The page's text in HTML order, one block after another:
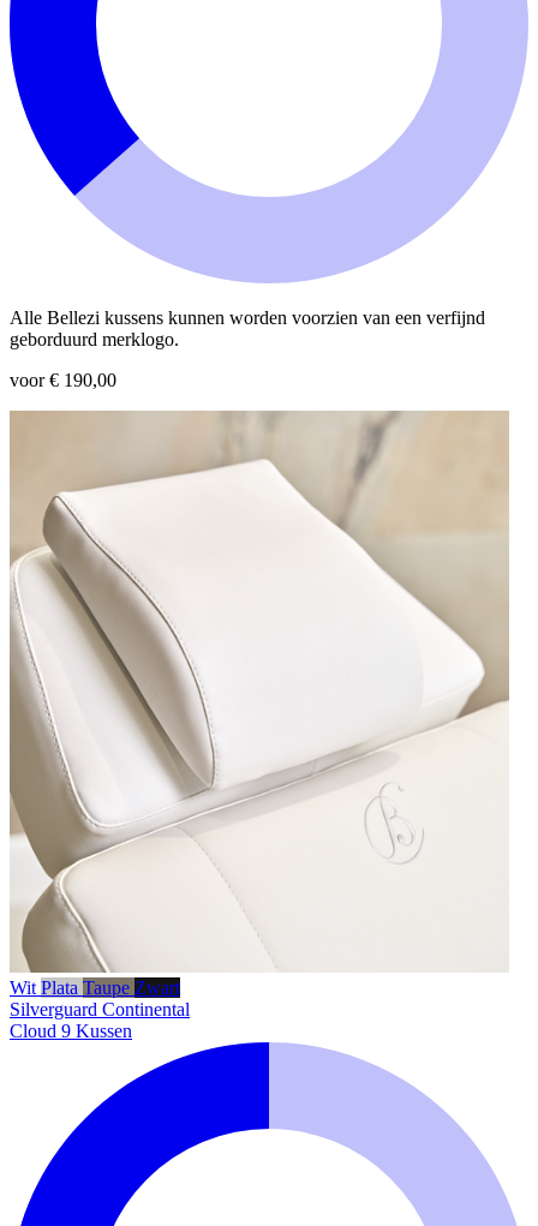
Alle Bellezi kussens kunnen worden voorzien van een verfijnd
geborduurd merklogo.
voor € 190,00
Wit Plata Taupe Zwart
Silverguard Continental
Cloud 9 Kussen